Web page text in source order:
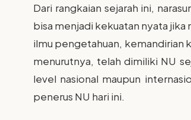
Dari rangkaian sejarah ini,
bisa menjadi kekuatan nyata
ilmu pengetahuan, kemandirian
menurutnya, telah dimiliki NU
level nasional maupun
penerus NU hari ini.